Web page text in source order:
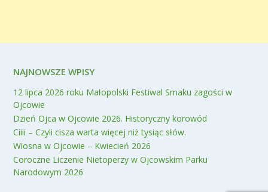
NAJNOWSZE WPISY
12 lipca 2026 roku Małopolski Festiwal Smaku zagości w
Ojcowie
Dzień Ojca w Ojcowie 2026. Historyczny korowód
Ciiii – Czyli cisza warta więcej niż tysiąc słów.
Wiosna w Ojcowie – Kwiecień 2026
Coroczne Liczenie Nietoperzy w Ojcowskim Parku
Narodowym 2026